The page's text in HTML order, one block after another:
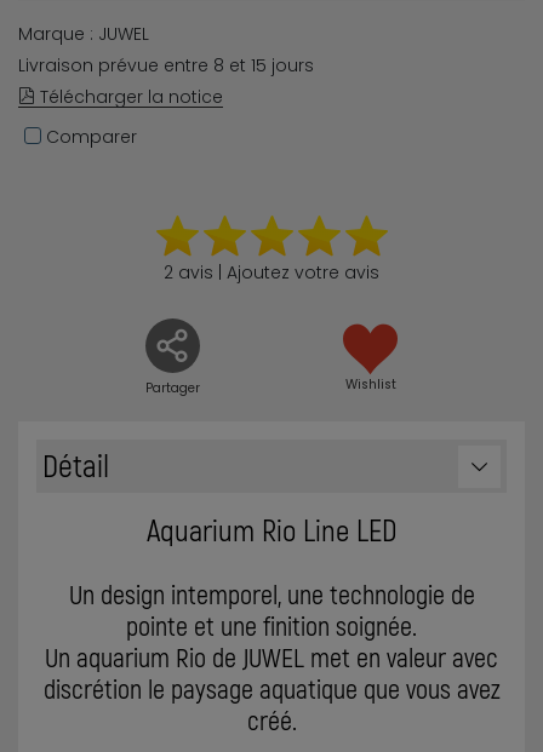
Marque : JUWEL
Livraison prévue entre 8 et 15 jours
Télécharger la notice
Comparer
Partager
2 avis | Ajoutez votre avis
Wishlist
Détail
Aquarium Rio Line LED
Un design intemporel, une technologie de
pointe et une finition soignée.
Un aquarium Rio de JUWEL met en valeur avec
discrétion le paysage aquatique que vous avez
créé.